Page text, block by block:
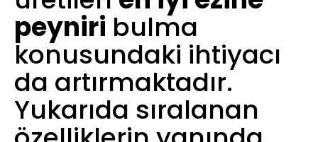
peyniri bulma
konusundaki ihtiyacı
da artırmaktadır.
Yukarıda sıralanan